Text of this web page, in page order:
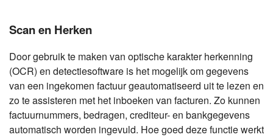
Scan en Herken
Door gebruik te maken van optische karakter herkenning
(OCR) en detectiesoftware is het mogelijk om gegevens
van een ingekomen factuur geautomatiseerd uit te lezen en
zo te assisteren met het inboeken van facturen. Zo kunnen
factuurnummers, bedragen, crediteur- en bankgegevens
automatisch worden ingevuld. Hoe goed deze functie werkt